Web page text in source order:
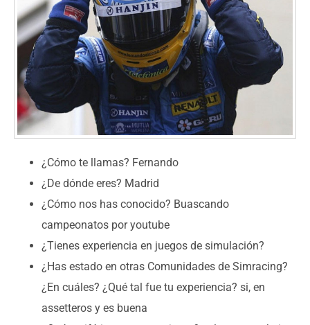
¿Cómo te llamas? Fernando
¿De dónde eres? Madrid
¿Cómo nos has conocido? Buascando
campeonatos por youtube
¿Tienes experiencia en juegos de simulación?
¿Has estado en otras Comunidades de Simracing?
¿En cuáles? ¿Qué tal fue tu experiencia? si, en
assetteros y es buena